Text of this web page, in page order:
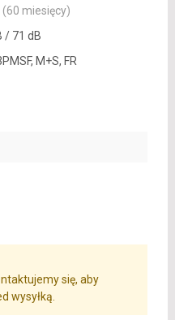
(60 miesięcy)
/ 71 dB
M+S, FR
się, aby
wysyłką.